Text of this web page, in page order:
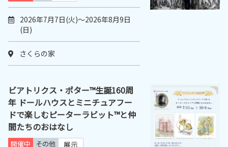
2026年7月7日(火)～2026年8月9日
(日)
さくらの家
ビアトリクス・ポター™生誕160周
年 ドールハウスとミニチュアフー
ドで楽しむピーターラビット™と仲
間たちのおはなし
開催中 その他 展示